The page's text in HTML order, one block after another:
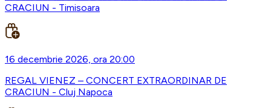
CRACIUN - Timisoara
16 decembrie 2026, ora 20:00
REGAL VIENEZ – CONCERT EXTRAORDINAR DE
CRACIUN - Cluj Napoca